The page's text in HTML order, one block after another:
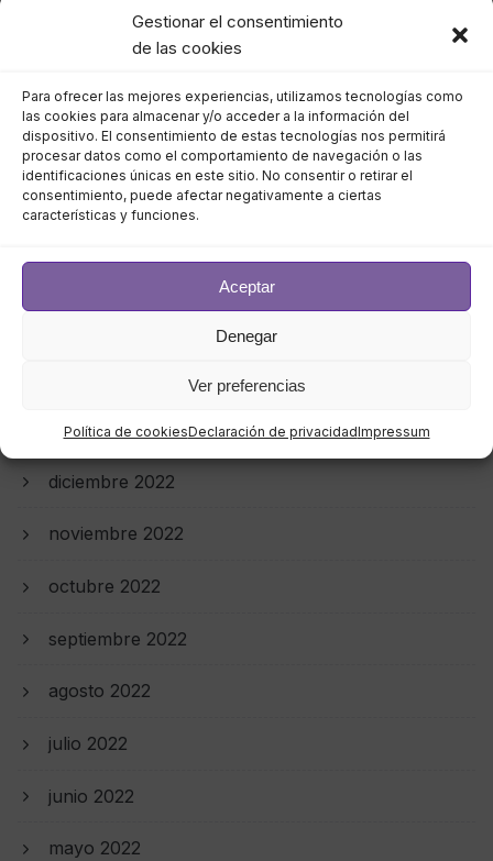
Gestionar el consentimiento
de las cookies
Para ofrecer las mejores experiencias, utilizamos tecnologías como
las cookies para almacenar y/o acceder a la información del
dispositivo. El consentimiento de estas tecnologías nos permitirá
procesar datos como el comportamiento de navegación o las
identificaciones únicas en este sitio. No consentir o retirar el
consentimiento, puede afectar negativamente a ciertas
características y funciones.
Aceptar
Denegar
Ver preferencias
Política de cookiesDeclaración de privacidadImpressum
septiembre 2023
julio 2023
junio 2023
mayo 2023
enero 2023
diciembre 2022
noviembre 2022
octubre 2022
septiembre 2022
agosto 2022
julio 2022
junio 2022
mayo 2022